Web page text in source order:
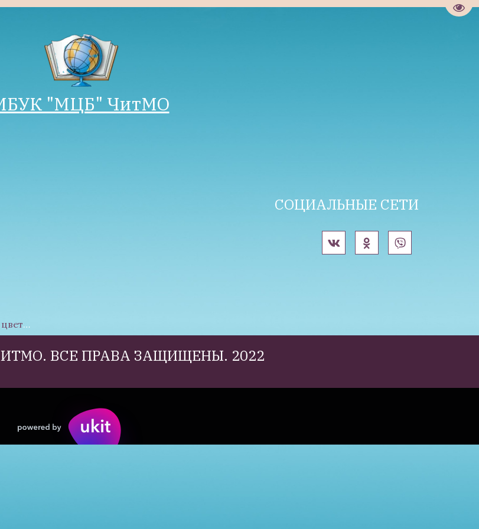
"М­­ЦБ" ЧитМО
СОЦИАЛЬНЫЕ СЕТИ
цвет…
ВСЕ ПРАВА ЗАЩИЩЕНЫ. 2022